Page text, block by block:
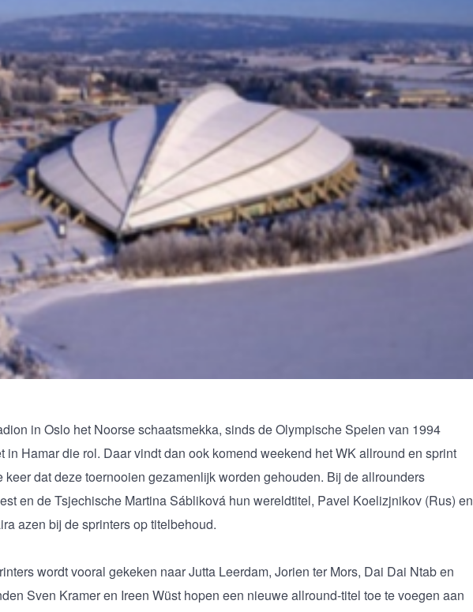
in Oslo het Noorse schaatsmekka, sinds de Olympische Spelen van 1994
in Hamar die rol. Daar vindt dan ook komend weekend het WK allround en sprint
keer dat deze toernooien gezamenlijk worden gehouden. Bij de allrounders
en de Tsjechische Martina Sábliková hun wereldtitel, Pavel Koelizjnikov (Rus) en
azen bij de sprinters op titelbehoud.
wordt vooral gekeken naar Jutta Leerdam, Jorien ter Mors, Dai Dai Ntab en
Sven Kramer en Ireen Wüst hopen een nieuwe allround-titel toe te voegen aan